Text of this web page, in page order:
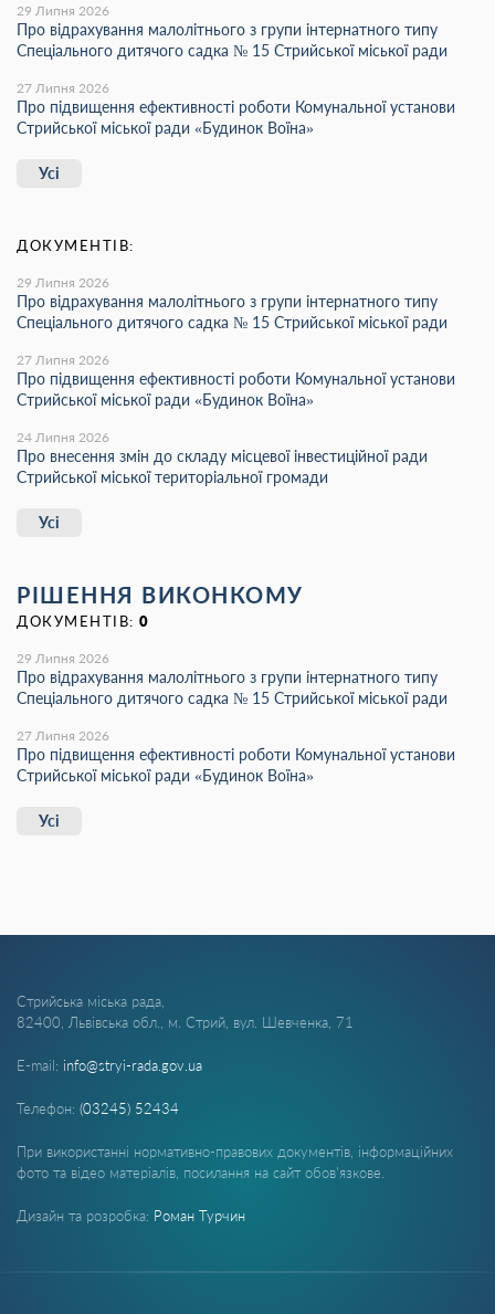
29 Липня 2026
Про відрахування малолітнього з групи інтернатного типу
Спеціального дитячого садка № 15 Стрийської міської ради
27 Липня 2026
Про підвищення ефективності роботи Комунальної установи
Стрийської міської ради «Будинок Воїна»
Усі
ДОКУМЕНТІВ:
29 Липня 2026
Про відрахування малолітнього з групи інтернатного типу
Спеціального дитячого садка № 15 Стрийської міської ради
27 Липня 2026
Про підвищення ефективності роботи Комунальної установи
Стрийської міської ради «Будинок Воїна»
24 Липня 2026
Про внесення змін до складу місцевої інвестиційної ради
Стрийської міської територіальної громади
Усі
РІШЕННЯ ВИКОНКОМУ
ДОКУМЕНТІВ: 0
29 Липня 2026
Про відрахування малолітнього з групи інтернатного типу
Спеціального дитячого садка № 15 Стрийської міської ради
27 Липня 2026
Про підвищення ефективності роботи Комунальної установи
Стрийської міської ради «Будинок Воїна»
Усі
Стрийська міська рада,
82400, Львівська обл., м. Стрий, вул. Шевченка, 71
E-mail: info@stryi-rada.gov.ua
Телефон: (03245) 52434
При використанні нормативно-правових документів, інформаційних
фото та відео матеріалів, посилання на сайт обов'язкове.
Дизайн та розробка: Роман Турчин